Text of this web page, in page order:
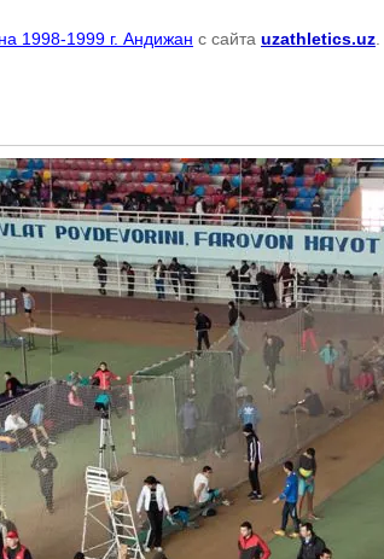
1998-1999 г. Андижан с сайта uzathletics.uz